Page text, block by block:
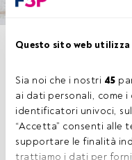
Questo sito web utilizza
Sia noi che i nostri 45
ai dati personali, come
identificatori univoci,
“Accetta” consenti alle
supportare le finalità
trattiamo i dati per
CAPITOLO
INDICATORI
RITARDATI